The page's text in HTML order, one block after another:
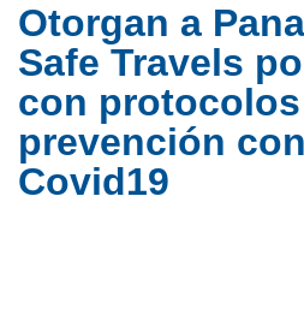
Otorgan a
Safe Travels
con
prevención
Covid19